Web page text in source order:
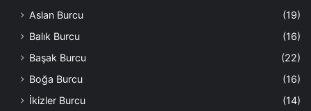
Aslan Burcu
(19)
Balık Burcu
(16)
Başak Burcu
(22)
Boğa Burcu
(16)
İkizler Burcu
(14)